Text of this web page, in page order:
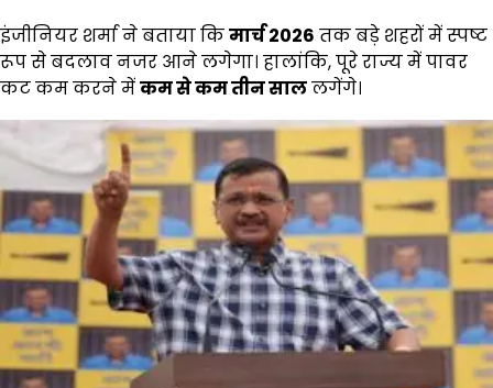
इंजीनियर शर्मा ने बताया किमार्च 2026 तक बड़े शहरों में स्पष्ट
रूप से बदलाव नजर आने लगेगा। हालांकि, पूरे राज्य में पावर
कट कम करने मेंकम से कम तीन साललगेंगे।